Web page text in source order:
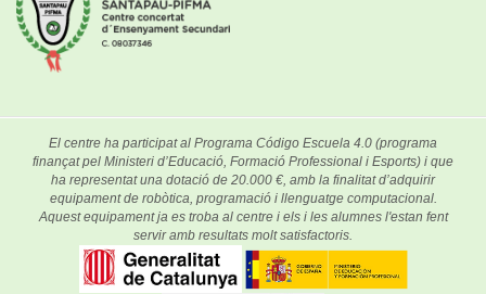
El centre ha participat al Programa Código Escuela 4.0 (programa
finançat pel Ministeri d’Educació, Formació Professional i Esports) i que
ha representat una dotació de 20.000 €, amb la finalitat d’adquirir
equipament de robòtica, programació i llenguatge computacional.
Aquest equipament ja es troba al centre i els i les alumnes l'estan fent
servir amb resultats molt satisfactoris.